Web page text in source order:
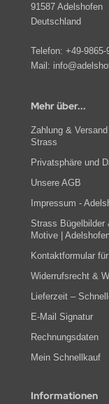
91587 Adelshofen
Deutschland
Telefon: +49-9865-
Mail:
Mehr über...
Zahlung &
Strass
Privatsphäre und
Unsere AGB
Impressum -
Strass Bügelbilder
Motive |
Kontaktformular
Widerrufsrecht &
Lieferzeit –
E-Mail Signatur
Rechnungsdaten
Mein Schnellkauf
Informationen